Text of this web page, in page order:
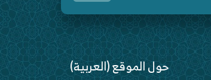
(العربية) حول الموقع